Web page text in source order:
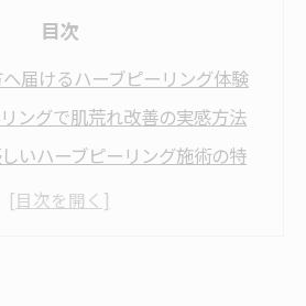
目次
届けるハーブピーリング体験
ングで肌荒れ改善の実感方法
いハーブピーリング施術の特
アするための施術前準備と心構